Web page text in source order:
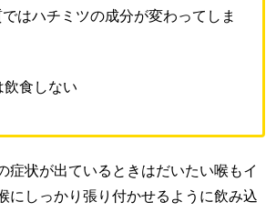
はハチミツの成分が変わってしま
飲食しない
症状が出ているときはだいたい喉もイ
にしっかり張り付かせるように飲み込